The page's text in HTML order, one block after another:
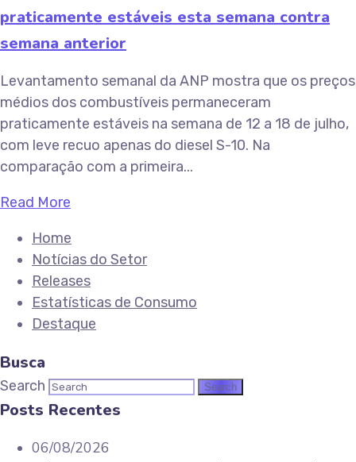
praticamente estáveis esta semana contra
semana anterior
Levantamento semanal da ANP mostra que os preços
médios dos combustíveis permaneceram
praticamente estáveis na semana de 12 a 18 de julho,
com leve recuo apenas do diesel S-10. Na
comparação com a primeira...
Read More
Home
Notícias do Setor
Releases
Estatísticas de Consumo
Destaque
Busca
Search
Posts Recentes
06/08/2026